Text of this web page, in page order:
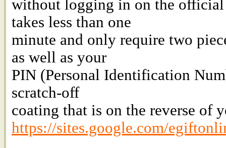
without logging in on the official
takes less than one
minute and only require two
as well as your
PIN (Personal Identification
scratch-off
coating that is on the reverse of
https://sites.google.com/